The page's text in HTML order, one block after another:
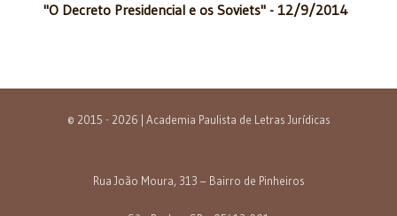
"O Decreto Presidencial e os Soviets" - 12/9/2014
© 2015 - 2026 | Academia Paulista de Letras Jurídicas
Rua João Moura, 313 – Bairro de Pinheiros